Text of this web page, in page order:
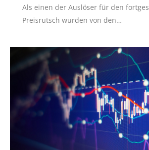
Als einen der Auslöser für den
Preisrutsch wurden von den…